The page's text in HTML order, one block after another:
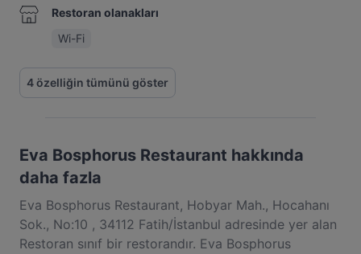
Restoran olanakları
Wi-Fi
4 özelliğin tümünü göster
Eva Bosphorus Restaurant hakkında
daha fazla
Eva Bosphorus Restaurant, Hobyar Mah., Hocahanı
Sok., No:10 , 34112 Fatih/İstanbul adresinde yer alan
Restoran sınıf bir restorandır. Eva Bosphorus